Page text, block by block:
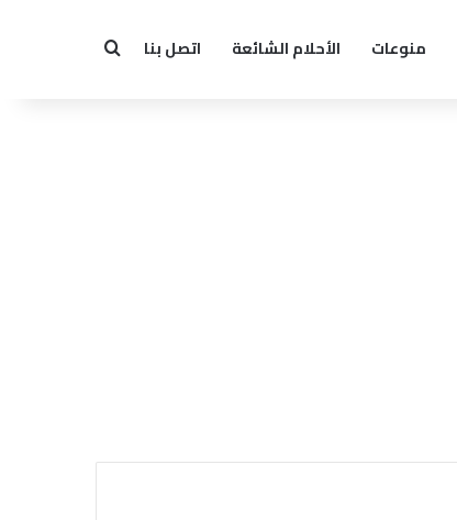
منوعات الأحلام الشائعة اتصل بنا بحث عن